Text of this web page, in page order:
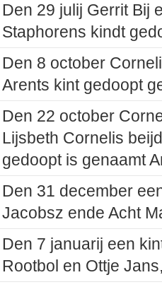
Den 29 julij Gerrit Bij
Staphorens kindt
Den 8 october
Arents kint gedoopt
Den 22 october
Lijsbeth Cornelis
gedoopt is genaamt
Den 31 december
Jacobsz ende Acht
Den 7 januarij een
Rootbol en Ottje